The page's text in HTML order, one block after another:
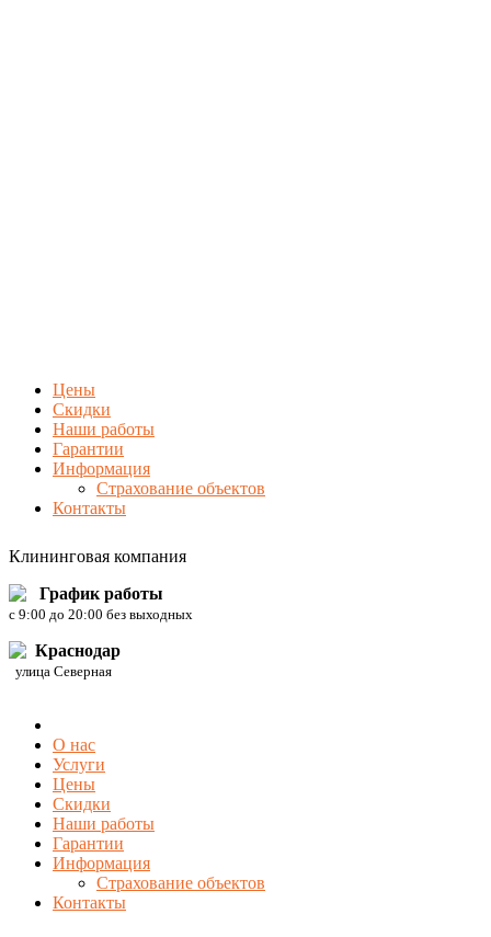
Цены
Скидки
Наши работы
Гарантии
Информация
Страхование объектов
Контакты
Клининговая компания
График работы
c 9:00 до 20:00 без выходных
Краснодар
улица Северная
О нас
Услуги
Цены
Скидки
Наши работы
Гарантии
Информация
Страхование объектов
Контакты